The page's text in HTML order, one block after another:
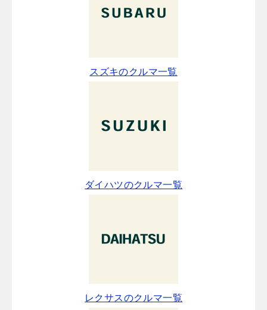
スズキのクルマ一覧
ダイハツのクルマ一覧
レクサスのクルマ一覧